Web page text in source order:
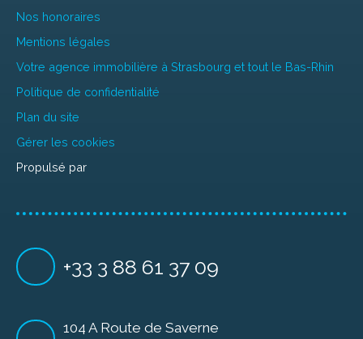
Nos honoraires
Mentions légales
Votre agence immobilière à Strasbourg et tout le Bas-Rhin
Politique de confidentialité
Plan du site
Gérer les cookies
Propulsé par
+33 3 88 61 37 09
104 A Route de Saverne